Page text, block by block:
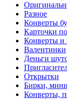
Разное
Конверты
Карточки
Конверты и
Валентинки
Деньги
Открытки
Бирки,
Конверты,